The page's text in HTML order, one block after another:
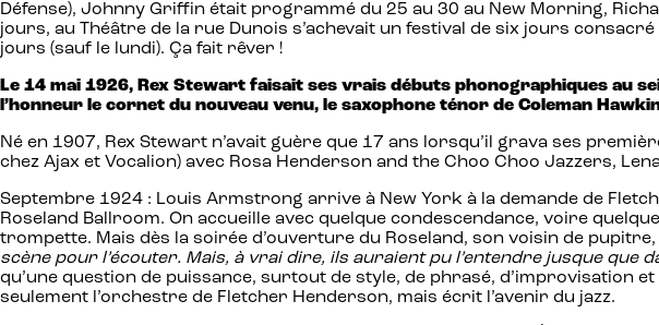
Défense), Johnny Griffin était programmé du 25 au 30 au New Morning,
jours, au Théâtre de la rue Dunois s’achevait un festival de six jours
jours (sauf le lundi). Ça fait rêver !
Le 14 mai 1926, Rex Stewart faisait ses vrais débuts phonographiques au
l’honneur le cornet du nouveau venu, le saxophone ténor de Coleman
Né en 1907, Rex Stewart n’avait guère que 17 ans lorsqu’il grava ses
chez Ajax et Vocalion) avec Rosa Henderson and the Choo Choo Jazzers,
Septembre 1924 : Louis Armstrong arrive à New York à la demande de
Roseland Ballroom. On accueille avec quelque condescendance, voire
trompette. Mais dès la soirée d’ouverture du Roseland, son voisin de
scène pour l’écouter. Mais, à vrai dire, ils auraient pu l’entendre jusque que
qu’une question de puissance, surtout de style, de phrasé, d’improvisation
seulement l’orchestre de Fletcher Henderson, mais écrit l’avenir du jazz.